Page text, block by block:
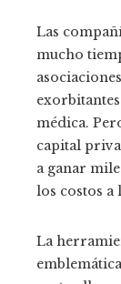
Las
mucho
médica.
capital
a ganar
los costos a
La